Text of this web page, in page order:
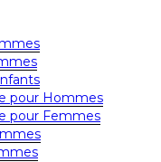
pour Hommes
pour Femmes